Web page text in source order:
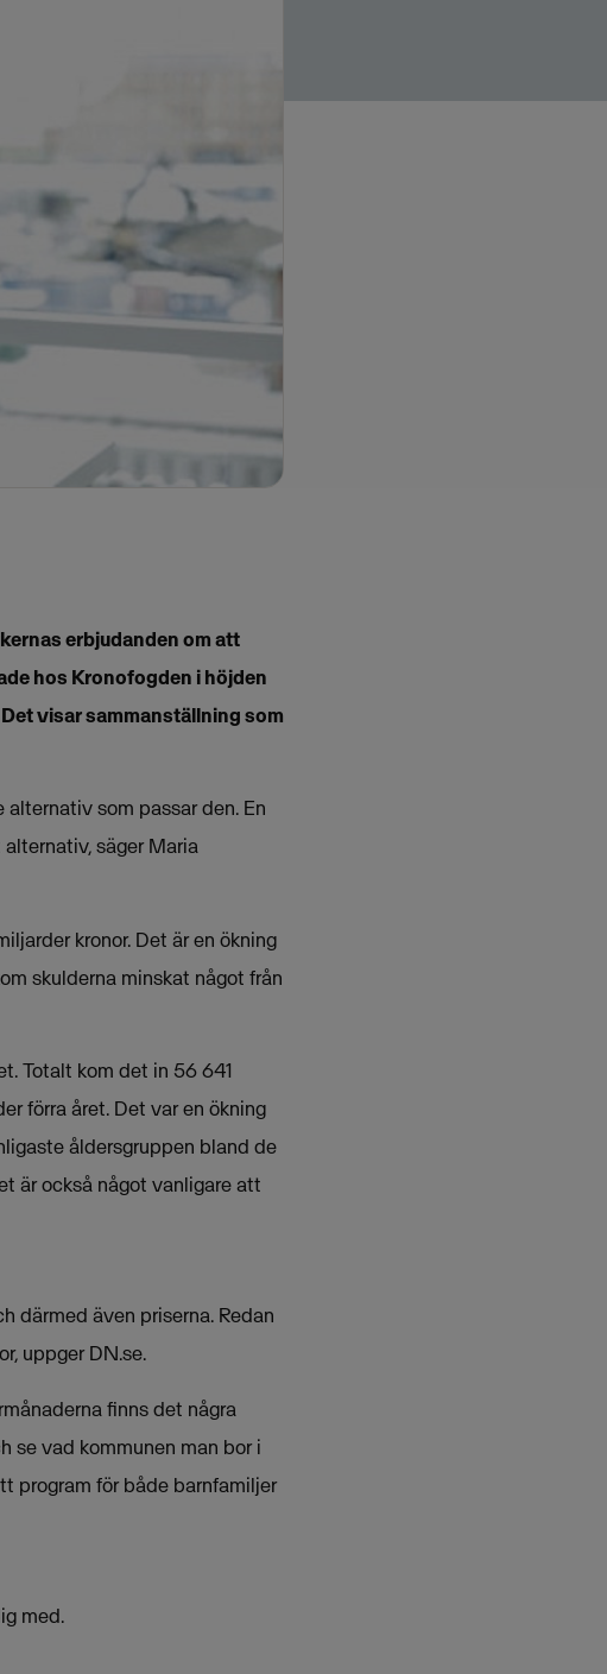
erbjudanden om att
hos Kronofogden i höjden
visar sammanställning som
som passar den. En
säger Maria
kronor. Det är en ökning
skulderna minskat något från
Totalt kom det in 56 641
förra året. Det var en ökning
åldersgruppen bland de
är också något vanligare att
därmed även priserna. Redan
uppger DN.se.
finns det några
se vad kommunen man bor i
program för både barnfamiljer
med.